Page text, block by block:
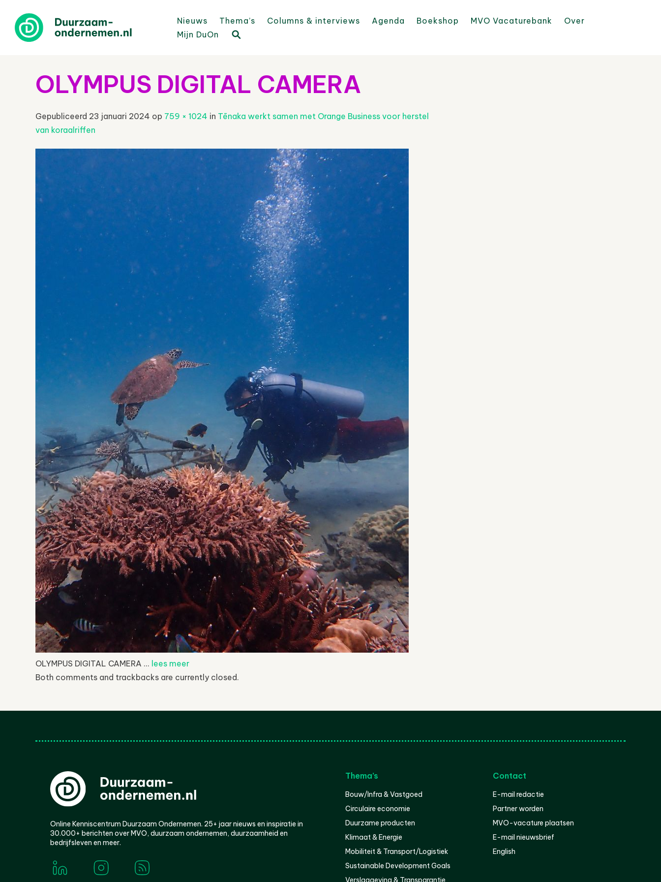
Nieuws Thema’s Columns & interviews Agenda Boekshop MVO Vacaturebank
Over
Mijn DuOn
OLYMPUS DIGITAL CAMERA
Gepubliceerd 23 januari 2024 op 759 × 1024 in Tēnaka werkt samen met Orange Business voor herstel
van koraalriffen
OLYMPUS DIGITAL CAMERA ... lees meer
Both comments and trackbacks are currently closed.
Online Kenniscentrum Duurzaam Ondernemen. 25+ jaar nieuws en inspiratie in
30.000+ berichten over MVO, duurzaam ondernemen, duurzaamheid en
bedrijfsleven en meer.
Thema’s
Bouw/Infra & Vastgoed
Circulaire economie
Duurzame producten
Klimaat & Energie
Mobiliteit & Transport/Logistiek
Sustainable Development Goals
Verslaggeving & Transparantie
Contact
E-mail redactie
Partner worden
MVO-vacature plaatsen
E-mail nieuwsbrief
English